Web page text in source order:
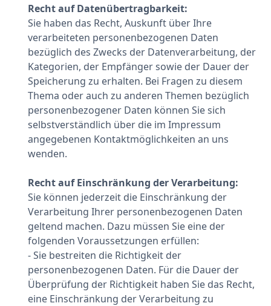
Recht auf Datenübertragbarkeit:
Sie haben das Recht, Auskunft über Ihre
verarbeiteten personenbezogenen Daten
bezüglich des Zwecks der Datenverarbeitung, der
Kategorien, der Empfänger sowie der Dauer der
Speicherung zu erhalten. Bei Fragen zu diesem
Thema oder auch zu anderen Themen bezüglich
personenbezogener Daten können Sie sich
selbstverständlich über die im Impressum
angegebenen Kontaktmöglichkeiten an uns
wenden.
Recht auf Einschränkung der Verarbeitung:
Sie können jederzeit die Einschränkung der
Verarbeitung Ihrer personenbezogenen Daten
geltend machen. Dazu müssen Sie eine der
folgenden Voraussetzungen erfüllen:
- Sie bestreiten die Richtigkeit der
personenbezogenen Daten. Für die Dauer der
Überprüfung der Richtigkeit haben Sie das Recht,
eine Einschränkung der Verarbeitung zu